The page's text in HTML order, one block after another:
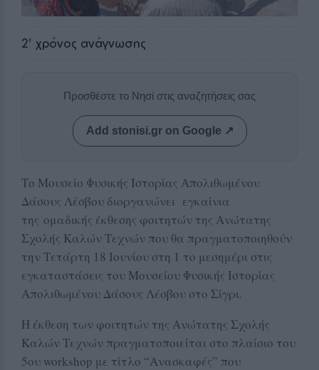
2' χρόνος ανάγνωσης
Προσθέστε το Νησί στις αναζητήσεις σας
Add stonisi.gr on Google ↗
Το Μουσείο Φυσικής Ιστορίας Απολιθωμένου
Δάσους Λέσβου διοργανώνει εγκαίνια
της ομαδικής έκθεσης φοιτητών της Ανώτατης
Σχολής Καλών Τεχνών που θα πραγματοποιηθούν
την Τετάρτη 18 Ιουνίου στη 1 το μεσημέρι στις
εγκαταστάσεις του Μουσείου Φυσικής Ιστορίας
Απολιθωμένου Δάσους Λέσβου στο Σίγρι.
Η έκθεση των φοιτητών της Ανώτατης Σχολής
Καλών Τεχνών πραγματοποιείται στο πλαίσιο του
5ου workshop με τίτλο “Ανασκαφές” που